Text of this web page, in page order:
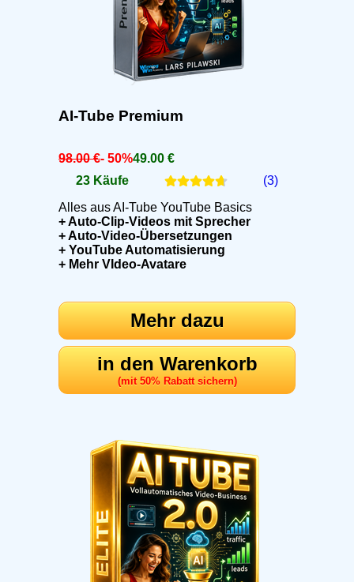
AI-Tube Premium
98.00 €- 50%49.00 €
23 Käufe
(3)
Alles aus AI-Tube YouTube Basics
+ Auto-Clip-Videos mit Sprecher
+ Auto-Video-Übersetzungen
+ YouTube Automatisierung
+ Mehr VIdeo-Avatare
Mehr dazu
in den Warenkorb
(mit 50% Rabatt sichern)